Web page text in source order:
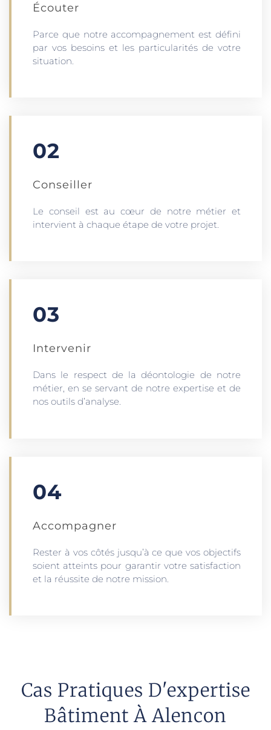
Écouter​
Parce que notre accompagnement est défini
par vos besoins et les particularités de votre
situation.
02
Conseiller
Le conseil est au cœur de notre métier et
intervient à chaque étape de votre projet.
03
Intervenir
Dans le respect de la déontologie de notre
métier, en se servant de notre expertise et de
nos outils d’analyse.
04
Accompagner
Rester à vos côtés jusqu’à ce que vos objectifs
soient atteints pour garantir votre satisfaction
et la réussite de notre mission.
Cas Pratiques D'expertise
Bâtiment À Alencon